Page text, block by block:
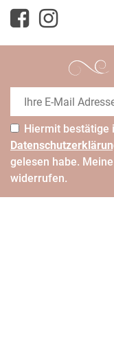
Hiermit bestätige
gelesen habe.
widerrufen.